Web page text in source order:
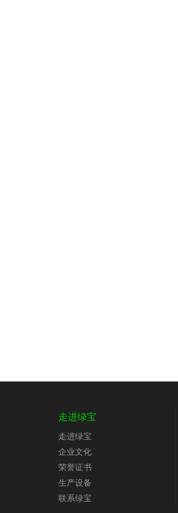
走进绿宝
走进绿宝
企业文化
荣誉证书
生产设备
联系绿宝